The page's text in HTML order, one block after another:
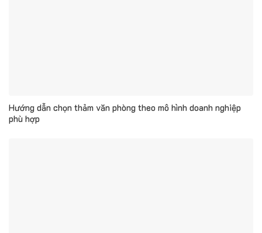
Hướng dẫn chọn thảm văn phòng theo mô hình doanh nghiệp
phù hợp